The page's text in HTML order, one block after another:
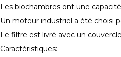
Les biochambres ont une
Un moteur industriel a été choisi
Le filtre est livré avec un
Caractéristiques: